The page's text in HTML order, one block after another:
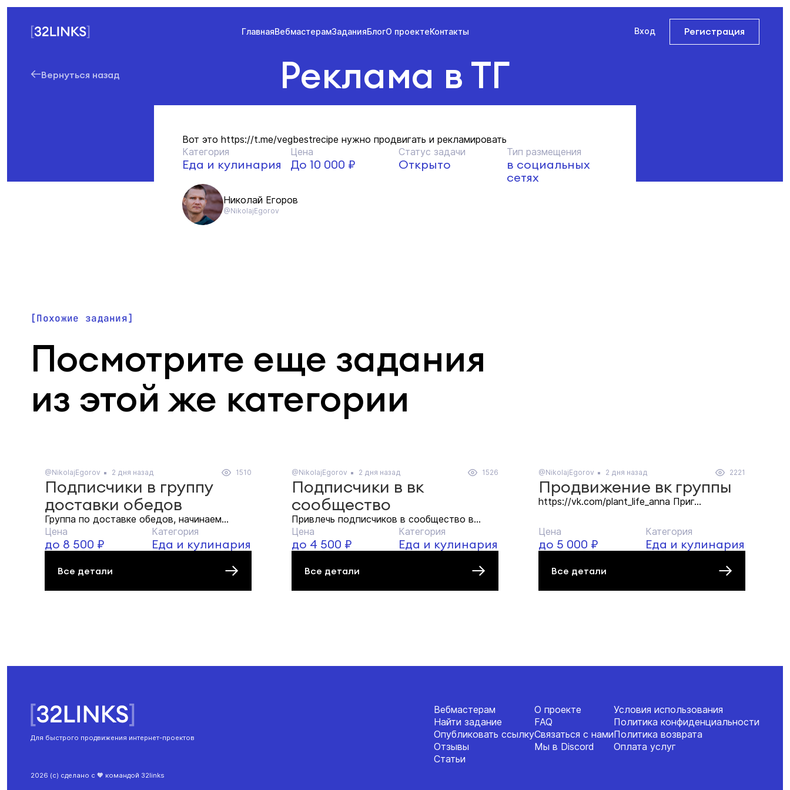
ГлавнаяВебмастерамЗаданияБлогО проектеКонтакты Вход Регистрация
Вернуться назад Реклама в ТГ
Вот это https://t.me/vegbestrecipe нужно продвигать и рекламировать
Категория
Еда и кулинария
Цена
До 10 000 ₽
Статус задачи
Открыто
Тип размещения
в социальных
сетях
Николай Егоров
@NikolajEgorov
Похожие задания
Посмотрите еще задания
из этой же категории
@NikolajEgorov 2 дня назад 1510
Подписчики в группу
доставки обедов
Группа по доставке обедов, начинаем...
Цена
до 8 500 ₽
Категория
Еда и кулинария
Все детали
@NikolajEgorov 2 дня назад 1526
Подписчики в вк
сообщество
Привлечь подписчиков в сообщество в...
Цена
до 4 500 ₽
Категория
Еда и кулинария
Все детали
@NikolajEgorov 2 дня назад 2221
Продвижение вк группы
https://vk.com/plant_life_anna Приг...
Цена
до 5 000 ₽
Категория
Еда и кулинария
Все детали
Для быстрого продвижения интернет-проектов
Вебмастерам
Найти задание
Опубликовать ссылку
Отзывы
Статьи
О проекте
FAQ
Связаться с нами
Мы в Discord
Условия использования
Политика конфиденциальности
Политика возврата
Оплата услуг
2026 (с) сделано с 🧡 командой 32links